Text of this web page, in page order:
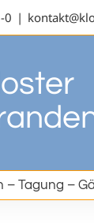
0 |
– Tagung –